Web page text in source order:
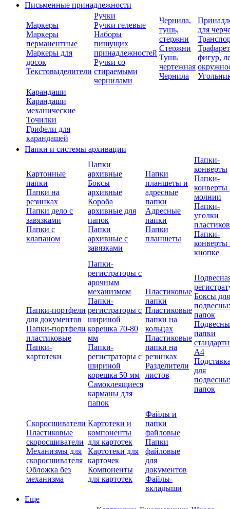
Письменные принадлежности
Маркеры
Маркеры
перманентные
Маркеры для
досок
Текстовыделители
Ручки
Ручки гелевые
Наборы
пишущих
принадлежностей
Ручки со
стираемыми
чернилами
Чернила,
тушь,
стержни
Стержни
Тушь
чертежная
Чернила
для
фигур,
Карандаши
Карандаши
механические
Точилки
Грифели для
карандашей
Папки и системы архивации
Картонные
папки
Папки на
резинках
Папки дело с
завязками
Папки с
клапаном
Папки
архивные
Боксы
архивные
Короба
архивные для
папок
Папки
архивные с
завязками
Папки
планшеты и
адресные
папки
Адресные
папки
Папки
планшеты
Папки-
конверты
Папки-
конверты
молнии
Папки-
уголки
Папки-
конверты
кнопке
Папки-портфели
для документов
Папки-портфели
пластиковые
Папки-
картотеки
Папки-
регистраторы с
арочным
механизмом
Папки-
регистраторы с
шириной
корешка 70-80
мм
Папки-
регистраторы с
шириной
корешка 50 мм
Самоклеящиеся
карманы для
папок
Пластиковые
папки
Пластиковые
папки на
кольцах
Пластиковые
папки на
резинках
Разделители
листов
Боксы для
папок
папки
А4
для
папок
Скоросшиватели
Пластиковые
скоросшиватели
Механизмы для
скоросшивателя
Обложка без
механизма
Картотеки и
компоненты
для картотек
Картотеки для
карточек
Компоненты
для картотек
Файлы и
папки
файловые
Папки
файловые
для
документов
Файлы-
вкладыши
Еще